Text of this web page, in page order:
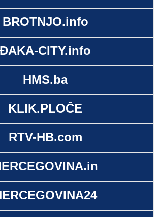
BROTNJO.info
ĐAKA-CITY.info
HMS.ba
KLIK.PLOČE
RTV-HB.com